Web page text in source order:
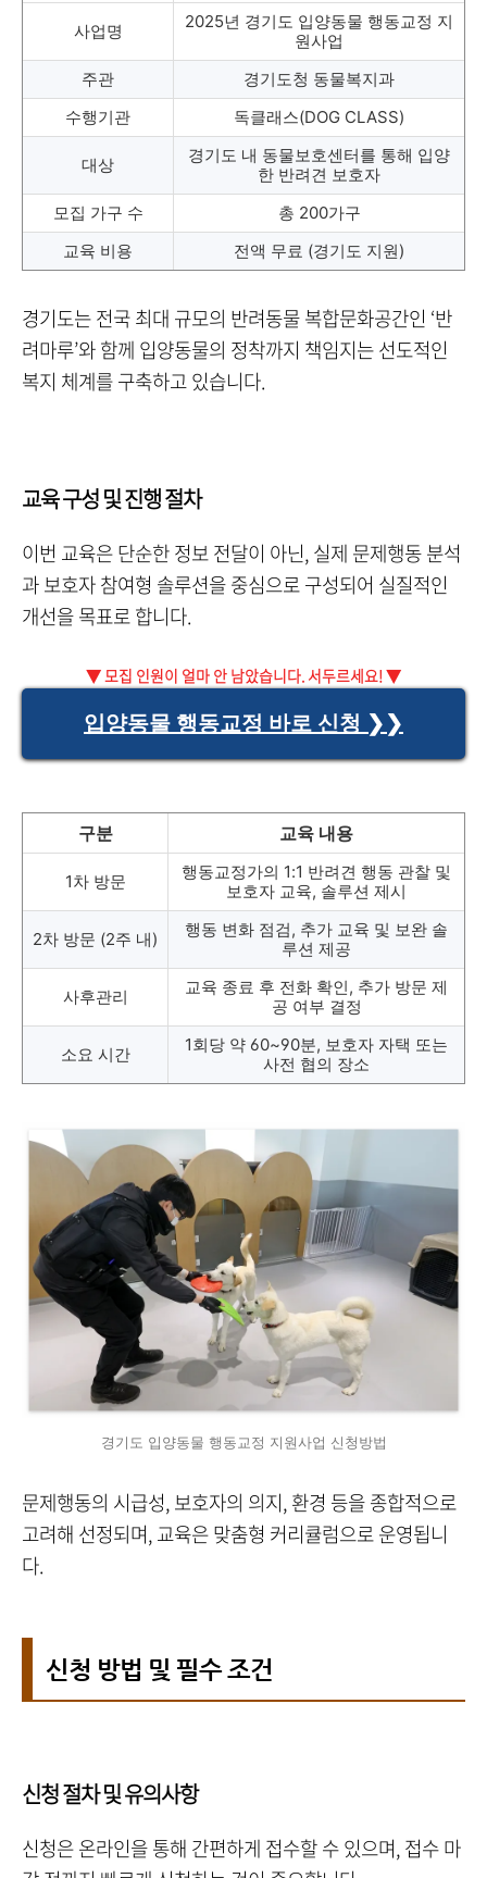
사업명
2025년 경기도 입양동물 행동교정 지
원사업
주관
경기도청 동물복지과
수행기관
독클래스(DOG CLASS)
대상
경기도 내 동물보호센터를 통해 입양
한 반려견 보호자
모집 가구 수
총 200가구
교육 비용
전액 무료 (경기도 지원)
경기도는 전국 최대 규모의 반려동물 복합문화공간인 ‘반
려마루’와 함께 입양동물의 정착까지 책임지는 선도적인
복지 체계를 구축하고 있습니다.
교육 구성 및 진행 절차
이번 교육은 단순한 정보 전달이 아닌, 실제 문제행동 분석
과 보호자 참여형 솔루션을 중심으로 구성되어 실질적인
개선을 목표로 합니다.
▼ 모집 인원이 얼마 안 남았습니다. 서두르세요! ▼
입양동물 행동교정 바로 신청 ❯❯
구분 교육 내용
1차 방문
행동교정가의 1:1 반려견 행동 관찰 및
보호자 교육, 솔루션 제시
2차 방문 (2주 내)
행동 변화 점검, 추가 교육 및 보완 솔
루션 제공
사후관리
교육 종료 후 전화 확인, 추가 방문 제
공 여부 결정
소요 시간
1회당 약 60~90분, 보호자 자택 또는
사전 협의 장소
경기도 입양동물 행동교정 지원사업 신청방법
문제행동의 시급성, 보호자의 의지, 환경 등을 종합적으로
고려해 선정되며, 교육은 맞춤형 커리큘럼으로 운영됩니
다.
신청 방법 및 필수 조건
신청 절차 및 유의사항
신청은 온라인을 통해 간편하게 접수할 수 있으며, 접수 마